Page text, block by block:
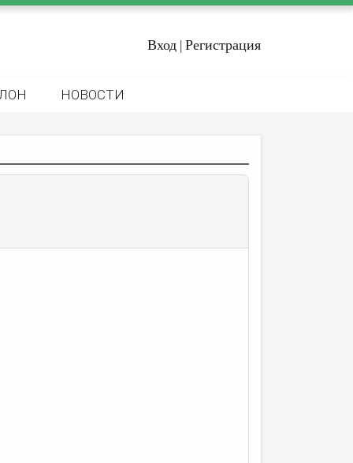
Вход | Регистрация
НОВОСТИ